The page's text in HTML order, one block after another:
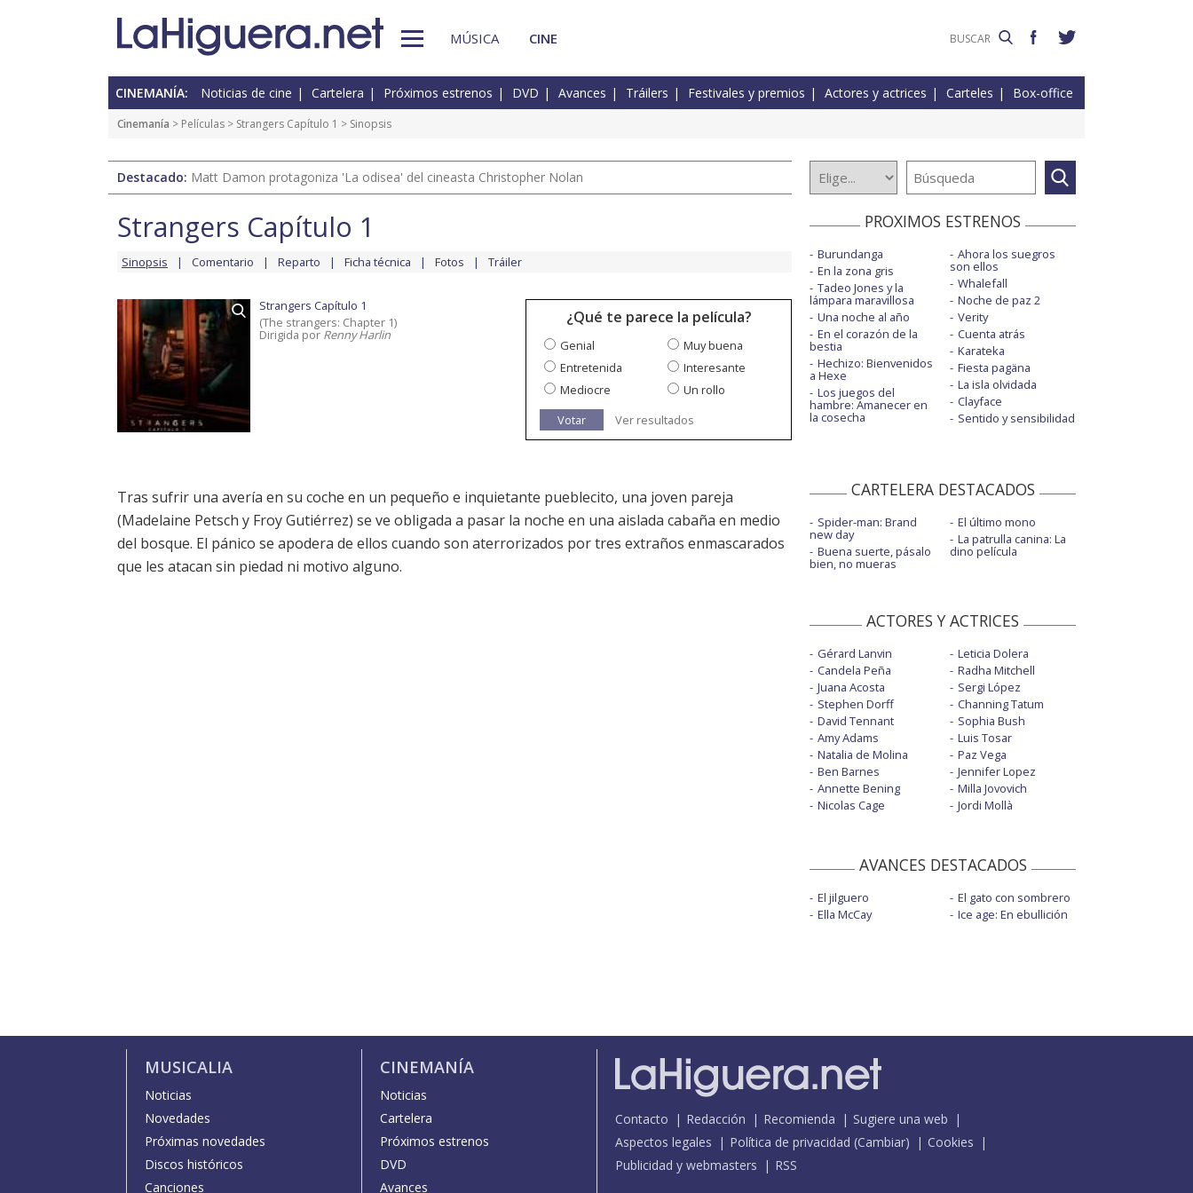
MÚSICA CINE
CINEMANÍA: Noticias de cine Cartelera Próximos estrenos DVD Avances Tráilers Festivales y premios Actores y actrices Carteles Box-office
Cinemanía > Películas > Strangers Capítulo 1 > Sinopsis
Destacado: Matt Damon protagoniza 'La odisea' del cineasta Christopher Nolan
Strangers Capítulo 1
Sinopsis Comentario Reparto Ficha técnica Fotos Tráiler
Strangers Capítulo 1
(The strangers: Chapter 1)
Dirigida por Renny Harlin
¿Qué te parece la película?
Genial
Muy buena
Entretenida
Interesante
Mediocre
Un rollo
Votar
Ver resultados
Tras sufrir una avería en su coche en un pequeño e inquietante pueblecito, una joven pareja
(Madelaine Petsch y Froy Gutiérrez) se ve obligada a pasar la noche en una aislada cabaña en medio
del bosque. El pánico se apodera de ellos cuando son aterrorizados por tres extraños enmascarados
que les atacan sin piedad ni motivo alguno.
PROXIMOS ESTRENOS
Burundanga
En la zona gris
Tadeo Jones y la
lámpara maravillosa
Una noche al año
En el corazón de la
bestia
Hechizo: Bienvenidos
a Hexe
Los juegos del
hambre: Amanecer en
la cosecha
Ahora los suegros
son ellos
Whalefall
Noche de paz 2
Verity
Cuenta atrás
Karateka
Fiesta pagäna
La isla olvidada
Clayface
Sentido y sensibilidad
CARTELERA DESTACADOS
Spider-man: Brand
new day
Buena suerte, pásalo
bien, no mueras
El último mono
La patrulla canina: La
dino película
ACTORES Y ACTRICES
Gérard Lanvin
Candela Peña
Juana Acosta
Stephen Dorff
David Tennant
Amy Adams
Natalia de Molina
Ben Barnes
Annette Bening
Nicolas Cage
Leticia Dolera
Radha Mitchell
Sergi López
Channing Tatum
Sophia Bush
Luis Tosar
Paz Vega
Jennifer Lopez
Milla Jovovich
Jordi Mollà
AVANCES DESTACADOS
El jilguero
Ella McCay
El gato con sombrero
Ice age: En ebullición
MUSICALIA
Noticias
Novedades
Próximas novedades
Discos históricos
Canciones
CINEMANÍA
Noticias
Cartelera
Próximos estrenos
DVD
Avances
Contacto Redacción Recomienda
Sugiere una web
Aspectos legales
Política de privacidad (Cambiar)
Cookies
Publicidad y webmasters
RSS